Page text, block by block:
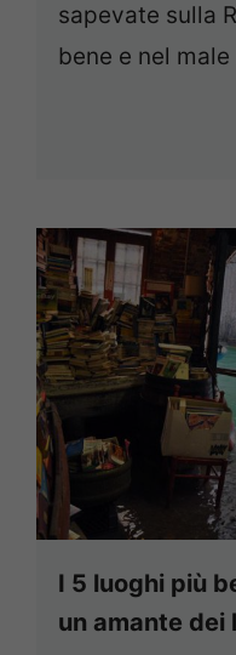
sapevate sulla
bene e nel male
I 5 luoghi più
un amante dei